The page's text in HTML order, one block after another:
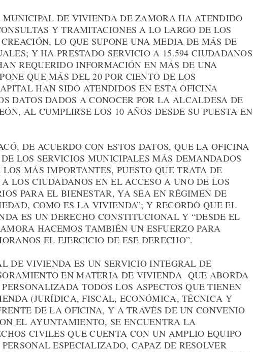
DE VIVIENDA DE ZAMORA HA ATENDIDO
Y TRAMITACIONES A LO LARGO DE LOS
LO QUE SUPONE UNA MEDIA DE MÁS DE
Y HA PRESTADO SERVICIO A 15.594 CIUDADANOS
REQUERIDO INFORMACIÓN EN MÁS DE UNA
QUE MÁS DEL 20 POR CIENTO DE LOS
HAN SIDO ATENDIDOS EN ESTA OFICINA
DATOS DADOS A CONOCER POR LA ALCALDESA DE
AL CUMPLIRSE LOS 10 AÑOS DESDE SU PUESTA EN
DE ACUERDO CON ESTOS DATOS, QUE LA OFICINA
LOS SERVICIOS MUNICIPALES MÁS DEMANDADOS
MÁS IMPORTANTES, PUESTO QUE TRATA DE
LOS CIUDADANOS EN EL ACCESO A UNO DE LOS
PARA EL BIENESTAR, YA SEA EN RÉGIMEN DE
COMO ES LA VIVIENDA”; Y RECORDÓ QUE EL
ES UN DERECHO CONSTITUCIONAL Y “DESDE EL
HACEMOS TAMBIÉN UN ESFUERZO PARA
EL EJERCICIO DE ESE DERECHO”.
DE VIVIENDA ES UN SERVICIO INTEGRAL DE
EN MATERIA DE VIVIENDA QUE ABORDA
TODOS LOS ASPECTOS QUE TIENEN
(JURÍDICA, FISCAL, ECONÓMICA, TÉCNICA Y
DE LA OFICINA, Y A TRAVÉS DE UN CONVENIO
EL AYUNTAMIENTO, SE ENCUENTRA LA
CIVILES QUE CUENTA CON UN AMPLIO EQUIPO
ESPECIALIZADO, CAPAZ DE RESOLVER